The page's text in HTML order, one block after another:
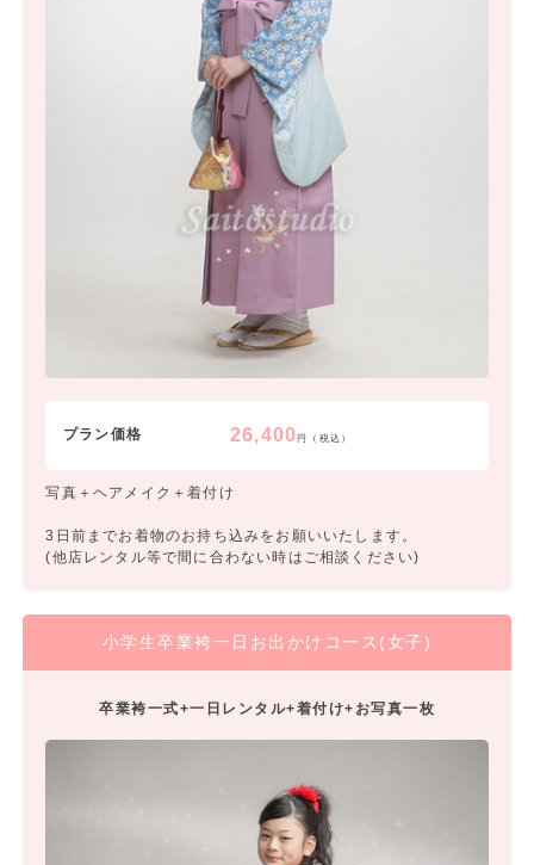
プラン価格 26,400円（税込）
写真＋ヘアメイク＋着付け
3日前までお着物のお持ち込みをお願いいたします。
(他店レンタル等で間に合わない時はご相談ください)
小学生卒業袴一日お出かけコース(女子)
卒業袴一式+一日レンタル+着付け+お写真一枚